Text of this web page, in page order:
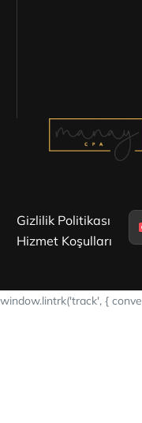
Gizlilik Politikası
Hizmet Koşulları
window.lintrk('track', {